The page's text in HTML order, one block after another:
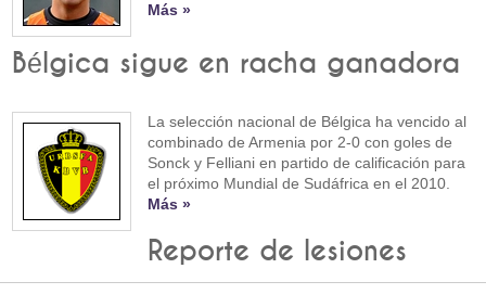
Más »
Bélgica sigue en racha ganadora
La selección nacional de Bélgica ha vencido al
combinado de Armenia por 2-0 con goles de
Sonck y Felliani en partido de calificación para
el próximo Mundial de Sudáfrica en el 2010.
Más »
Reporte de lesiones